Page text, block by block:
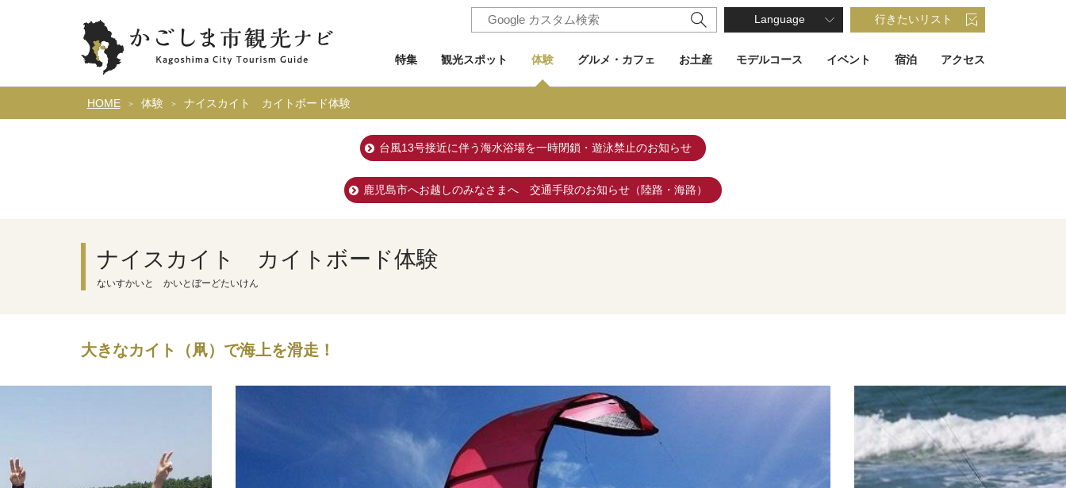
Language 行きたいリスト
特集 観光スポット 体験 グルメ・カフェ お土産 モデルコース イベント 宿泊 アクセス
HOME 体験 ナイスカイト カイトボード体験
台風13号接近に伴う海水浴場を一時閉鎖・遊泳禁止のお知らせ
鹿児島市へお越しのみなさまへ 交通手段のお知らせ（陸路・海路）
ナイスカイト カイトボード体験
ないすかいと かいとぼーどたいけん
大きなカイト（凧）で海上を滑走！